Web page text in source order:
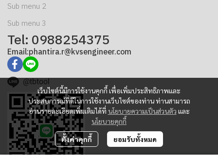
เว็บไซต์นี้มีการใช้งานคุกกี้ เพื่อเพิ่มประสิทธิภาพและ
ประสบการณ์ที่ดีในการใช้งานเว็บไซต์ของท่าน ท่านสามารถ
อ่านรายละเอียดเพิ่มเติมได้ที่ นโยบายความเป็นส่วนตัว และ
นโยบายคุกกี้
ตั้งค่าคุกกี้ ยอมรับทั้งหมด
Sub menu 2
Sub menu 3
Tel: 0988254375
Email:phantira.r@kvsengineer.com
@tbtool